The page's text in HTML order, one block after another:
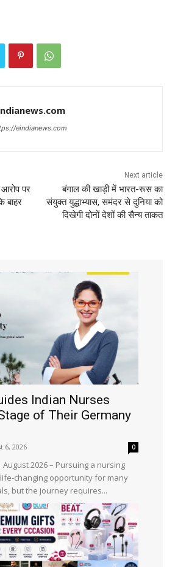
eindianews.com
पर
बाहर
Next article
बंगाल की खाड़ी में भारत-रूस का
संयुक्त युद्धाभ्यास, समंदर से दुनिया को
दिखेगी दोनों देशों की सैन्य ताकत
Indian Nurses
of Their Germany
6, 2026 0
2026 – Pursuing a nursing
changing opportunity for many
but the journey requires...